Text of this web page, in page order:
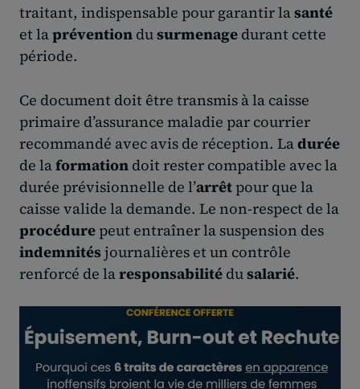
traitant, indispensable pour garantir lasanté
et laprévention dusurmenage durant cette
période.
Ce document doit être transmis à la caisse
primaire d’assurance maladie par courrier
recommandé avec avis de réception. Ladurée
de laformation doit rester compatible avec la
durée prévisionnelle de l’arrêt pour que la
caisse valide la demande. Le non-respect de la
procédure peut entraîner la suspension des
indemnitésjournalières et un contrôle
renforcé de laresponsabilité dusalarié.